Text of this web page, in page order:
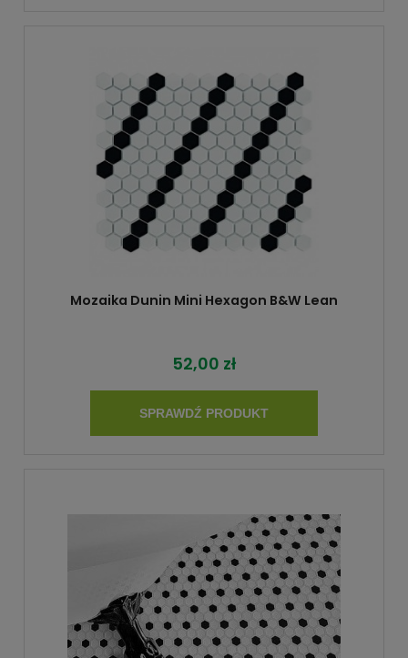
Mozaika Dunin Mini Hexagon B&W Lean
52,00 zł
SPRAWDŹ PRODUKT